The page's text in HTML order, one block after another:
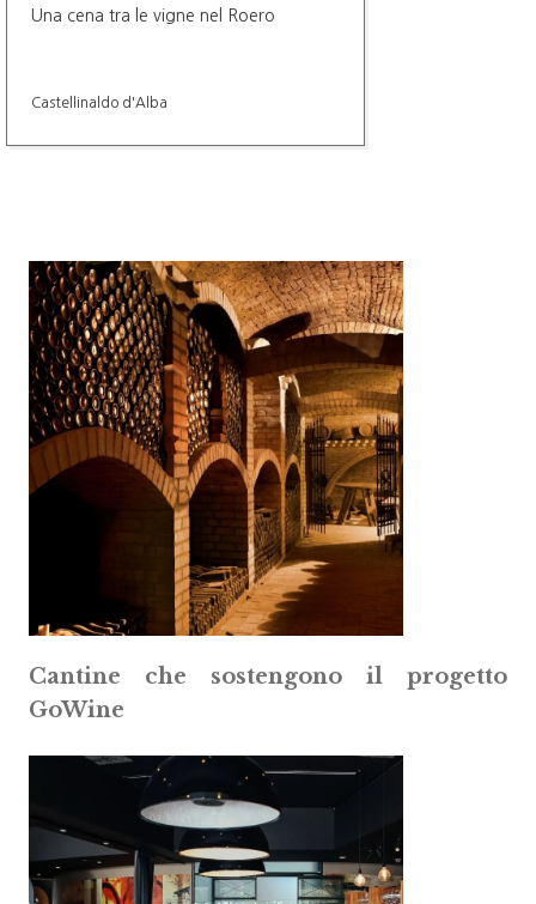
Una cena tra le vigne nel Roero
Castellinaldo d'Alba
Cantine che sostengono il progetto
GoWine